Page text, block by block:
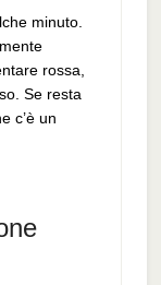
minuto.
rossa,
Se resta
c’è un